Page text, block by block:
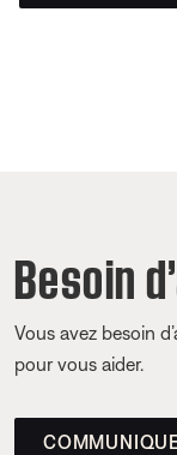
Besoin
Vous avez besoin
pour vous aider.